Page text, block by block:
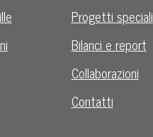
Progetti speciali
Bilanci e report
Collaborazioni
Contatti